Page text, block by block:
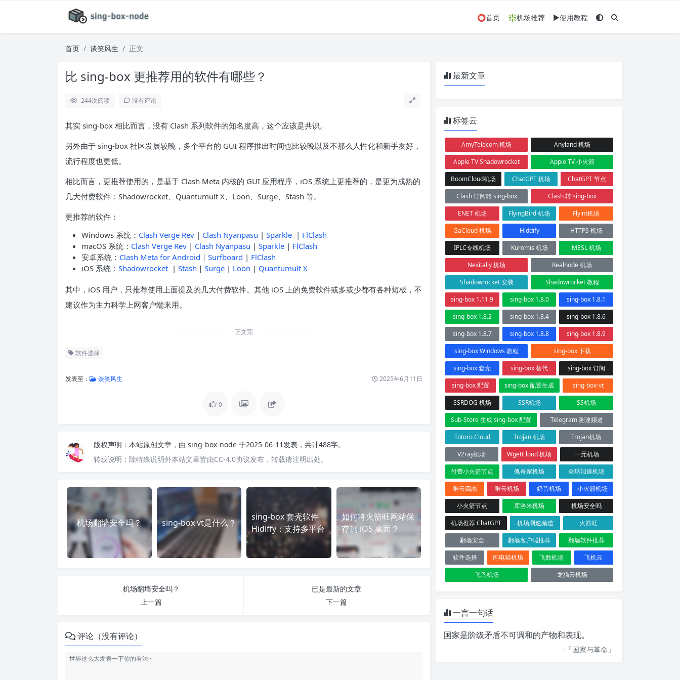
⭕首页 ❇️机场推荐 ▶️使用教程
首页 谈笑风生 正文
比 sing-box 更推荐用的软件有哪些？
244次阅读 没有评论
其实 sing-box 相比而言，没有 Clash 系列软件的知名度高，这个应该是共识。
另外由于 sing-box 社区发展较晚，多个平台的 GUI 程序推出时间也比较晚以及不那么人性化和新手友好，
流行程度也更低。
相比而言，更推荐使用的，是基于 Clash Meta 内核的 GUI 应用程序，iOS 系统上更推荐的，是更为成熟的
几大付费软件：Shadowrocket、Quantumult X、Loon、Surge、Stash 等。
更推荐的软件：
Windows 系统： Clash Verge Rev | Clash Nyanpasu | Sparkle | FlClash
macOS 系统： Clash Verge Rev | Clash Nyanpasu | Sparkle | FlClash
安卓系统： Clash Meta for Android ｜ Surfboard | FlClash
iOS 系统： Shadowrocket | Stash ｜ Surge | Loon | Quantumult X
其中，iOS 用户，只推荐使用上面提及的几大付费软件。其他 iOS 上的免费软件或多或少都有各种短板，不
建议作为主力科学上网客户端来用。
正文完
软件选择
发表至： 谈笑风生 2025年6月11日
0
版权声明： 本站原创文章，由 sing-box-node 于2025-06-11发表，共计488字。
转载说明： 除特殊说明外本站文章皆由CC-4.0协议发布，转载请注明出处。
机场翻墙安全吗？ sing-box vt是什么？
sing-box 套壳软件
Hidiffy：支持多平台
如何将火箭旺网站保
存到 iOS 桌面？
机场翻墙安全吗？
上一篇
已是最新的文章
下一篇
评论（没有评论）
最新文章
标签云
AmyTelecom 机场
Anyland 机场
Apple TV Shadowrocket
Apple TV 小火箭
BoomCloud机场
ChatGPT 机场
ChatGPT 节点
Clash 订阅转 sing-box
Clash 转 sing-box
ENET 机场
FlyingBird 机场
Flyint机场
GaCloud 机场
Hiddify
HTTPS 机场
IPLC专线机场
Kuromis 机场
MESL 机场
Nexitally 机场
Realnode 机场
Shadowrocket 安装
Shadowrocket 教程
sing-box 1.11.9
sing-box 1.8.0
sing-box 1.8.1
sing-box 1.8.2
sing-box 1.8.4
sing-box 1.8.6
sing-box 1.8.7
sing-box 1.8.8
sing-box 1.8.9
sing-box Windows 教程
sing-box 下载
sing-box 套壳
sing-box 替代
sing-box 订阅
sing-box 配置
sing-box 配置生成
sing-box-vt
SSRDOG 机场
SSR机场
SS机场
Sub-Store 生成 sing-box 配置
Telegram 测速频道
Totoro Cloud
Trojan 机场
Trojan机场
V2ray机场
WgetCloud 机场
一元机场
付费小火箭节点
佩奇家机场
全球加速机场
唯云四杰
唯云机场 奶昔机场
小火箭机场
小火箭节点
库洛米机场
机场安全吗
机场推荐 ChatGPT
机场测速频道
火箭旺
翻墙安全
翻墙客户端推荐
翻墙软件推荐
软件选择
闪电猫机场 飞数机场
飞机云
飞鸟机场
龙猫云机场
一言一句话
国家是阶级矛盾不可调和的产物和表现。
-「国家与革命 」